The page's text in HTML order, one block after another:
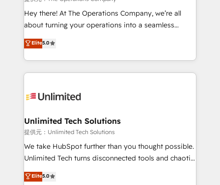
turn innovation into real impact. 🌍 Highlights •
HubSpot Partner since 2012 • 2022 EMEA Impact
projects • Clients in 30+ industries • Proprietary
technology for integrations • Multilingual team:
Hey there! At The Operations Company, we’re all
about turning your operations into a seamless
experience that powers real results. We specialize in
transforming complex systems into efficient,
scalable solutions that work across your entire
organization. We’re a unique blend of deep HubSpot
operational know-how. We know that no two
solutions. Instead, we dive in to understand your
needs, goals, and challenges to deliver solutions that
fit like a glove. We’re committed to being both
highly effective and fun to work with. We believe in
relationships. Your success is our success, and we’re
Elite5.0
Unlimited Tech Solutions
提供元：Unlimited Tech Solutions
We take HubSpot further than you thought possible.
Unlimited Tech turns disconnected tools and chaotic
processes into a seamless, high-performing revenue
engine. We combine RevOps strategy with deep
Elite5.0